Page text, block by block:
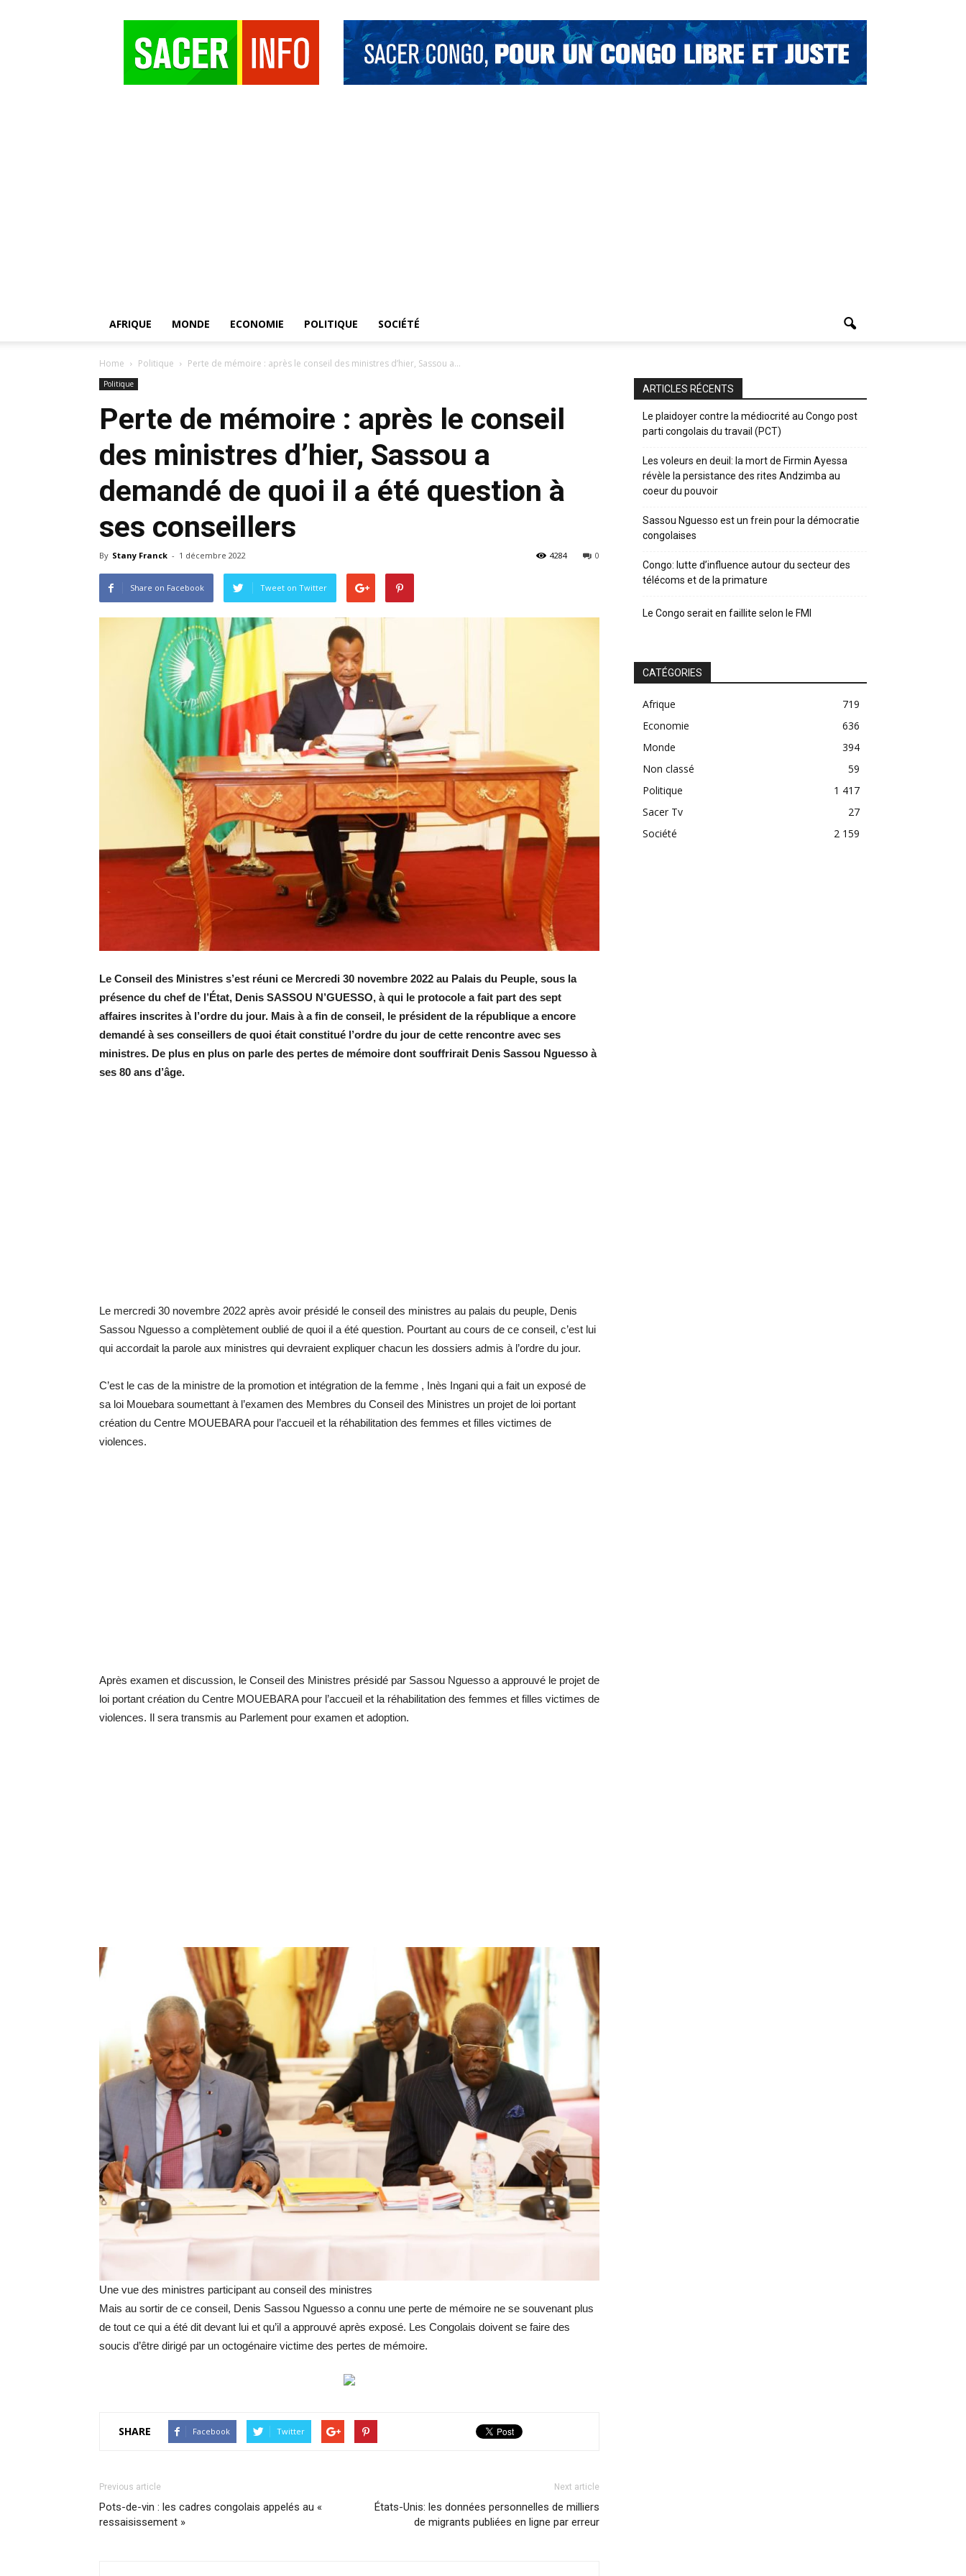
AFRIQUE MONDE ECONOMIE POLITIQUE SOCIÉTÉ
Home Politique Perte de mémoire : après le conseil des ministres d’hier, Sassou a...
Politique
Perte de mémoire : après le conseil
des ministres d’hier, Sassou a
demandé de quoi il a été question à
ses conseillers
By Stany Franck - 1 décembre 2022 0
4284
Share on Facebook Tweet on Twitter
Le Conseil des Ministres s’est réuni ce Mercredi 30 novembre 2022 au Palais du Peuple, sous la
présence du chef de l’État, Denis SASSOU N’GUESSO, à qui le protocole a fait part des sept
affaires inscrites à l’ordre du jour. Mais à a fin de conseil, le président de la république a encore
demandé à ses conseillers de quoi était constitué l’ordre du jour de cette rencontre avec ses
ministres. De plus en plus on parle des pertes de mémoire dont souffrirait Denis Sassou Nguesso à
ses 80 ans d’âge.
Le mercredi 30 novembre 2022 après avoir présidé le conseil des ministres au palais du peuple, Denis
Sassou Nguesso a complètement oublié de quoi il a été question. Pourtant au cours de ce conseil, c’est lui
qui accordait la parole aux ministres qui devraient expliquer chacun les dossiers admis à l’ordre du jour.
C’est le cas de la ministre de la promotion et intégration de la femme , Inès Ingani qui a fait un exposé de
sa loi Mouebara soumettant à l’examen des Membres du Conseil des Ministres un projet de loi portant
création du Centre MOUEBARA pour l’accueil et la réhabilitation des femmes et filles victimes de
violences.
Après examen et discussion, le Conseil des Ministres présidé par Sassou Nguesso a approuvé le projet de
loi portant création du Centre MOUEBARA pour l’accueil et la réhabilitation des femmes et filles victimes de
violences. Il sera transmis au Parlement pour examen et adoption.
Une vue des ministres participant au conseil des ministres
Mais au sortir de ce conseil, Denis Sassou Nguesso a connu une perte de mémoire ne se souvenant plus
de tout ce qui a été dit devant lui et qu’il a approuvé après exposé. Les Congolais doivent se faire des
soucis d’être dirigé par un octogénaire victime des pertes de mémoire.
SHARE Facebook Twitter
Previous article
Pots-de-vin : les cadres congolais appelés au «
ressaisissement »
Next article
États-Unis: les données personnelles de milliers
de migrants publiées en ligne par erreur
ARTICLES RÉCENTS
Le plaidoyer contre la médiocrité au Congo post
parti congolais du travail (PCT)
Les voleurs en deuil: la mort de Firmin Ayessa
révèle la persistance des rites Andzimba au
coeur du pouvoir
Sassou Nguesso est un frein pour la démocratie
congolaises
Congo: lutte d’influence autour du secteur des
télécoms et de la primature
Le Congo serait en faillite selon le FMI
CATÉGORIES
Afrique
719
Economie
636
Monde
394
Non classé
59
Politique
1 417
Sacer Tv
27
Société
2 159